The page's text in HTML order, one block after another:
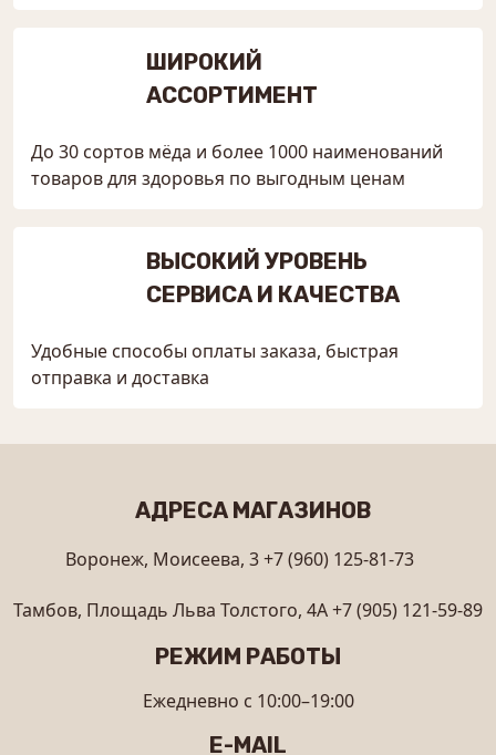
ШИРОКИЙ
АССОРТИМЕНТ
До 30 сортов мёда и более 1000 наименований
товаров для здоровья по выгодным ценам
ВЫСОКИЙ УРОВЕНЬ
СЕРВИСА И КАЧЕСТВА
Удобные способы оплаты заказа, быстрая
отправка и доставка
АДРЕСА МАГАЗИНОВ
Воронеж, Моисеева, 3+7 (960) 125-81-73
Тамбов, Площадь Льва Толстого, 4А+7 (905) 121-59-89
РЕЖИМ РАБОТЫ
Ежедневно с 10:00–19:00
E-MAIL